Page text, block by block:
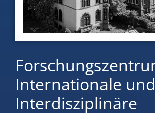
Internationale und
Interdisziplinäre